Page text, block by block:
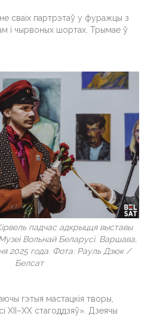
сваіх партрэтаў у фуражцы з
і чырвоных шортах. Трымае ў
падчас адкрыцця выставы
Вольнай Беларусі. Варшава,
2025 года. Фота: Рауль Дзюк /
Белсат
гэтыя мастацкія творы,
XII–XX стагоддзяў». Дзеячы